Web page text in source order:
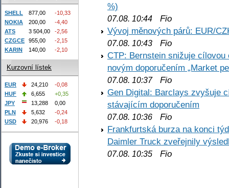
%)
07.08. 10:44 Fio
Vývoj měnových párů: EUR/
07.08. 10:43 Fio
CTP: Bernstein snižuje
novým doporučením „Market
07.08. 10:37Fio
Gen Digital: Barclays zvyšuje
stávajícím doporučením
07.08. 10:36 Fio
Frankfurtská burza na konci
Daimler Truck zveřejnily
07.08. 10:35 Fio
SHELL 877,00
-10,33
NOKIA
200,00
-4,40
ATS
3 504,00
-2,56
CZGCE
955,00
-2,15
KARIN
140,00 -2,10
Kurzovní lístek
EUR 24,210
-0,08
HUF
6,655
+0,35
JPY
13,288
0,00
PLN
5,632
-0,24
USD
20,976 -0,18